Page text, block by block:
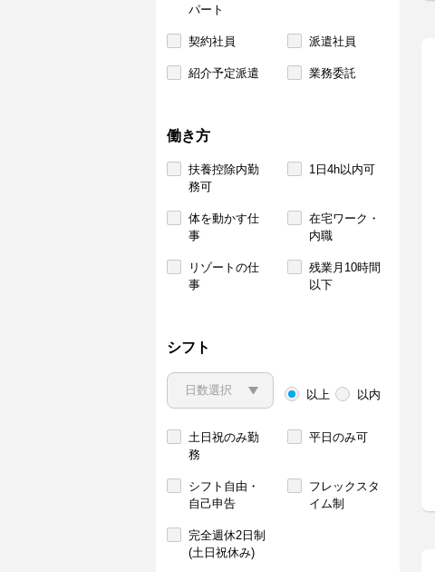
パート
契約社員 派遣社員
紹介予定派遣 業務委託
働き方
扶養控除内勤
務可
1日4h以内可
体を動かす仕
事
在宅ワーク・
内職
リゾートの仕
事
残業月10時間
以下
シフト
以上 以内
土日祝のみ勤
務
平日のみ可
シフト自由・
自己申告
フレックスタ
イム制
完全週休2日制
(土日祝休み)